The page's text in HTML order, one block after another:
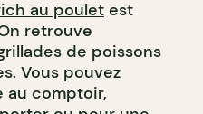
au poulet est
retrouve
de poissons
Vous pouvez
au comptoir,